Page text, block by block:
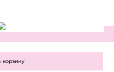
корзину